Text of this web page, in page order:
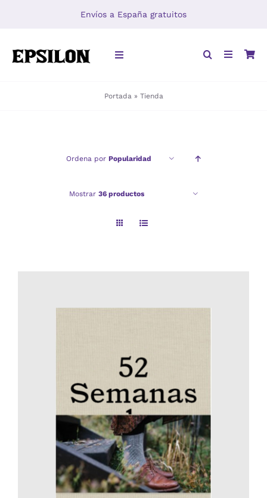
Envíos a España gratuitos
Toggle
Portada » Tienda
Ordena por Popularidad
Mostrar 36 productos
AÑADIR AL CARRITO
/
DETALLES